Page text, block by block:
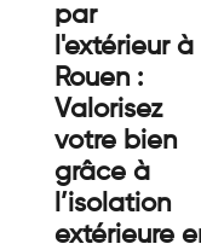
par
l'extérieur à
Rouen :
Valorisez
votre bien
grâce à
l’isolation
extérieure